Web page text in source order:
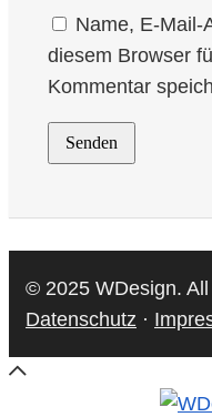
Name, E-Mail-
diesem Browser
Kommentar
© 2025 WDesign. All
Datenschutz ·